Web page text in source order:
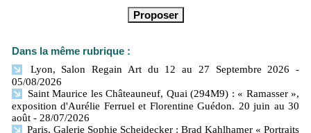
Dans la même rubrique :
Lyon, Salon Regain Art du 12 au 27 Septembre 2026
-
05/08/2026
Saint Maurice les Châteauneuf, Quai (294M9) : « Ramasser »,
exposition d'Aurélie Ferruel et Florentine Guédon. 20 juin au 30
août - 28/07/2026
Paris, Galerie Sophie Scheidecker : Brad Kahlhamer « Portraits